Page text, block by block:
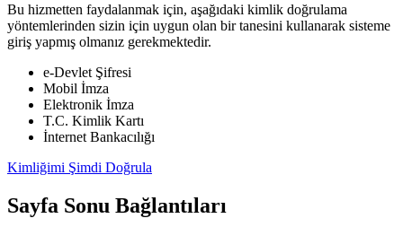
Bu hizmetten faydalanmak için, aşağıdaki kimlik doğrulama
yöntemlerinden sizin için uygun olan bir tanesini kullanarak sisteme
giriş yapmış olmanız gerekmektedir.
e-Devlet Şifresi
Mobil İmza
Elektronik İmza
T.C. Kimlik Kartı
İnternet Bankacılığı
Kimliğimi Şimdi Doğrula
Sayfa Sonu Bağlantıları